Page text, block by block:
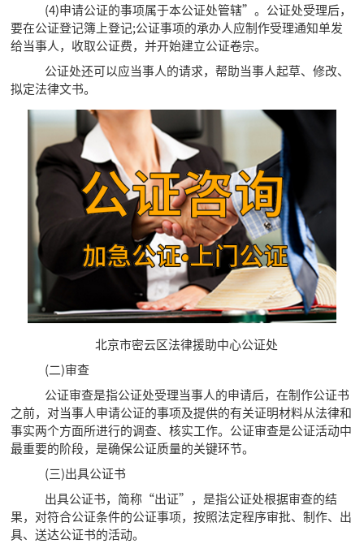
(4)申请公证的事项属于本公证处管辖”。公证处受理后，
要在公证登记簿上登记;公证事项的承办人应制作受理通知单发
给当事人，收取公证费，并开始建立公证卷宗。
公证处还可以应当事人的请求，帮助当事人起草、修改、
拟定法律文书。
北京市密云区法律援助中心公证处
(二)审查
公证审查是指公证处受理当事人的申请后，在制作公证书
之前，对当事人申请公证的事项及提供的有关证明材料从法律和
事实两个方面所进行的调查、核实工作。公证审查是公证活动中
最重要的阶段，是确保公证质量的关键环节。
(三)出具公证书
出具公证书，简称“出证”，是指公证处根据审查的结
果，对符合公证条件的公证事项，按照法定程序审批、制作、出
具、送达公证书的活动。